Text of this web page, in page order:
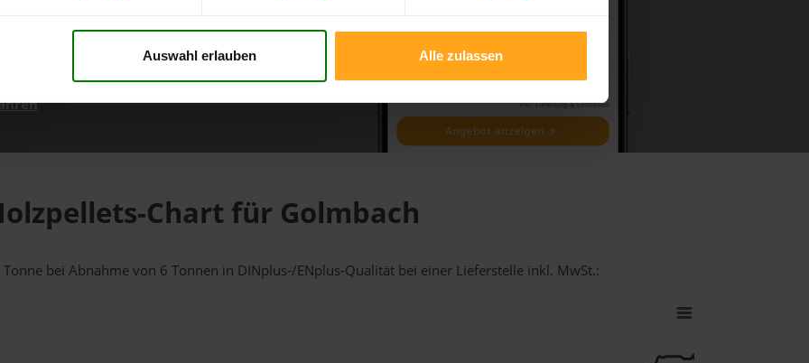
Auswahl erlauben Alle zulassen
Chart für Golmbach
bei Abnahmevon 6 Tonnen in DINplus-/ENplus-Qualität bei einer Lieferstelle inkl. MwSt.: